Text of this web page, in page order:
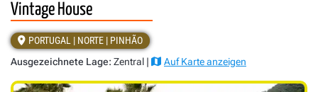
Vintage House
PORTUGAL | NORTE | PINHÃO
Ausgezeichnete Lage: Zentral | Auf Karte anzeigen